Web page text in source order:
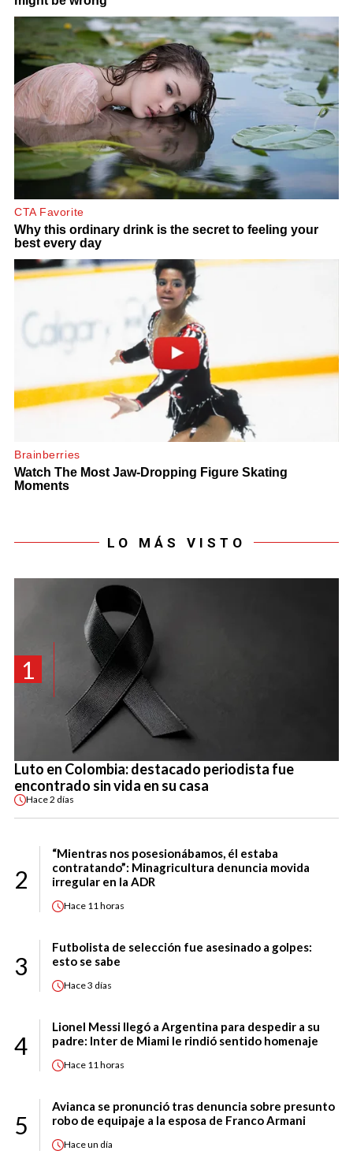
LO MÁS VISTO
1
Luto en Colombia: destacado periodista fue
encontrado sin vida en su casa
Hace2 días
2
“Mientras nos posesionábamos, él estaba
contratando”: Minagricultura denuncia movida
irregular en la ADR
Hace 11 horas
3
Futbolista de selección fue asesinado a golpes:
esto se sabe
Hace3 días
4
Lionel Messi llegó a Argentina para despedir a su
padre: Inter de Miami le rindió sentido homenaje
Hace 11 horas
5
Avianca se pronunció tras denuncia sobre presunto
robo de equipaje a la esposa de Franco Armani
Haceun día